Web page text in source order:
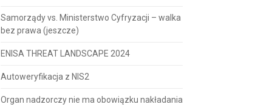
Samorządy vs. Ministerstwo Cyfryzacji – walka
bez prawa (jeszcze)
ENISA THREAT LANDSCAPE 2024
Autoweryfikacja z NIS2
Organ nadzorczy nie ma obowiązku nakładania